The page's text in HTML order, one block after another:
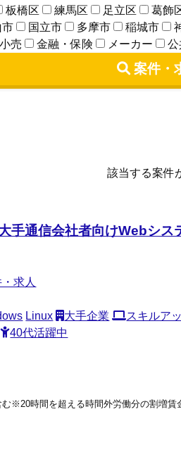
板橋区 練馬区 足立区 葛飾
市 国立市 多摩市 稲城市
小売 金融・保険 メーカー
案件・
該当する案件
手通信会社者向けWebシ
求人
Linux 大手企業 スキルア
40代活躍中
※20時間を超える時間外労働分の割増